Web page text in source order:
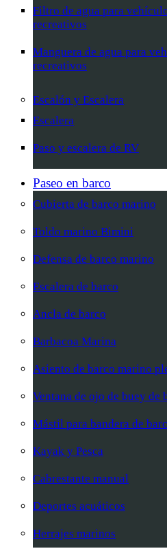
Filtro de agua para
recreativos
Manguera de agua para
recreativos
Escalón y Escalera
Escalera
Paso y escalera de RV
Paseo en barco
Cubierta de barco marino
Toldo marino Bimini
Defensa de barco marino
Escalera de barco
Ancla de barco
Barbacoa Marina
Asiento de barco marino
Ventana de ojo de buey de
Mástil para bandera de
Kayak y Pesca
Cabrestante manual
Deportes acuáticos
Herrajes marinos